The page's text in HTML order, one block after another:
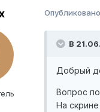
Опубликовано
В
Добрый
Вопрос
На